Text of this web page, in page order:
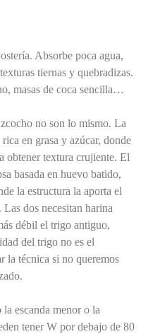
Absorbe poca agua,
tiernas y quebradizas.
masas de coca sencilla…
no son lo mismo. La
en grasa y azúcar, donde
obtener textura crujiente. El
basada en huevo batido,
la estructura la aporta el
dos necesitan harina
débil el trigo antiguo,
del trigo no es el
la técnica si no queremos
escanda menor o la
tener W por debajo de 80